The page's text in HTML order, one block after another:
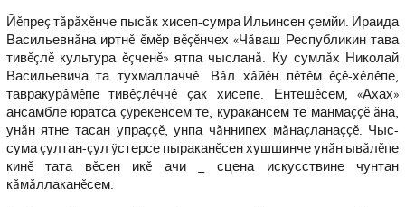
Йĕпреç тăрăхĕнче пысăк хисеп-сумра Ильинсен çемйи. Ираида
Васильевнăна иртнĕ ĕмĕр вĕçĕнчех «Чăваш Республикин тава
тивĕçлĕ культура ĕçченĕ» ятпа чысланă. Ку сумлăх Николай
Васильевича та тухмаллаччĕ. Вăл хăйĕн пĕтĕм ĕçĕ-хĕлĕпе,
тавракурăмĕпе тивĕçлĕччĕ çак хисепе. Ентешĕсем, «Ахах»
ансамбле юратса çÿрекенсем те, куракансем те манмаççĕ ăна,
унăн ятне тасан упраççĕ, унпа чăннипех мăнаçланаççĕ. Чыс-
сума çултан-çул ÿстерсе пыраканĕсен хушшинче унăн ывăлĕпе
кинĕ тата вĕсен икĕ ачи _ сцена искусствине чунтан
кăмăллаканĕсем.